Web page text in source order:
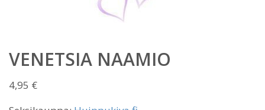
VENETSIA NAAMIO
4,95 €